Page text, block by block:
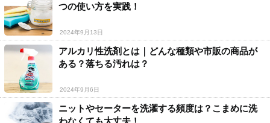
つの使い方を実践！
2024年9月13日
アルカリ性洗剤とは｜どんな種類や市販の商品が
ある？落ちる汚れは？
2024年9月6日
ニットやセーターを洗濯する頻度は？こまめに洗
わなくても大丈夫！